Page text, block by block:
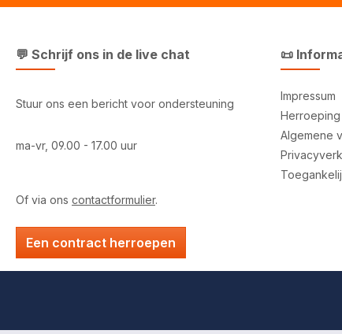
💬 Schrijf ons in de live chat
Stuur ons een bericht voor ondersteuning
ma-vr, 09.00 - 17.00 uur
Of via ons contactformulier.
Een contract herroepen
📜
Impressum
Herroeping
Algemene